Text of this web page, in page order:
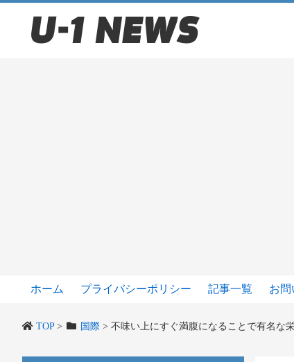
ホーム プライバシーポリシー 記事一覧 お問
TOP> 国際 > 不味い上にすぐ満腹になることで有名